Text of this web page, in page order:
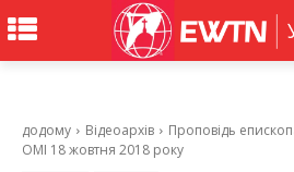
додому Відеоархів
Проповідь
ОМІ 18 жовтня 2018 року